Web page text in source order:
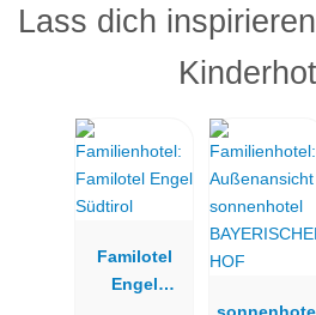
Lass dich
Familotel
Engel